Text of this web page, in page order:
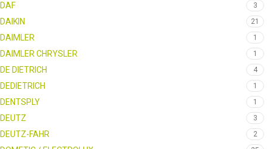
DAF 3
DAIKIN 21
DAIMLER 1
DAIMLER CHRYSLER 1
DE DIETRICH 4
DEDIETRICH 1
DENTSPLY 1
DEUTZ 3
DEUTZ-FAHR 2